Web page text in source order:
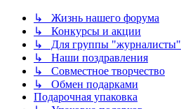
↳ Жизнь нашего форума
↳ Конкурсы и акции
↳ Для группы "журналисты"
↳ Наши поздравления
↳ Совместное творчество
↳ Обмен подарками
Подарочная упаковка